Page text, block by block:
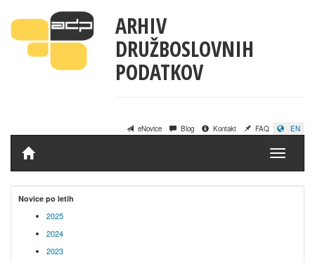
ARHIV
DRUŽBOSLOVNIH
PODATKOV
eNovice Blog Kontakt FAQ EN
Domov
Novice po letih
2025
2024
2023